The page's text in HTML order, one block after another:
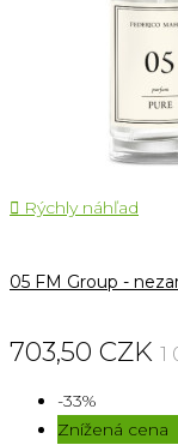
 Rýchly náhľad
05 FM Group -
703,50 CZK 1
-33%
Znížená cena